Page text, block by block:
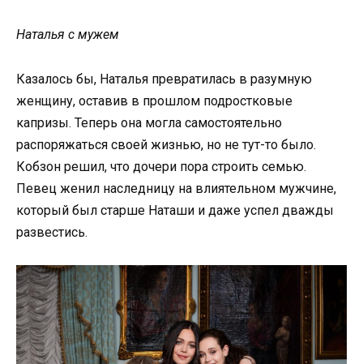
Наталья с мужем
Казалось бы, Наталья превратилась в разумную
женщину, оставив в прошлом подростковые
капризы. Теперь она могла самостоятельно
распоряжаться своей жизнью, но не тут-то было.
Кобзон решил, что дочери пора строить семью.
Певец женил наследницу на влиятельном мужчине,
который был старше Наташи и даже успел дважды
развестись.